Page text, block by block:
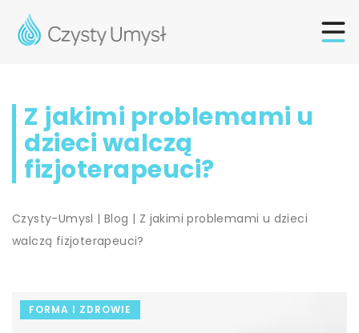
Z jakimi problemami u
dzieci walczą
fizjoterapeuci?
Czysty-Umysl |Blog | Z jakimi problemami u dzieci
walczą fizjoterapeuci?
FORMA I ZDROWIE